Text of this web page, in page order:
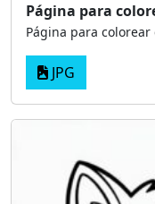
Página para
Página para colorear
JPG